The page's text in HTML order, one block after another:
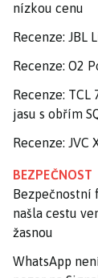
nízkou cenu
Recenze: JBL
Recenze: O2
Recenze:
jasu s obřím
Recenze: JVC
BEZPEČNOST
Bezpečnostní
našla cestu
žasnou
WhatsApp